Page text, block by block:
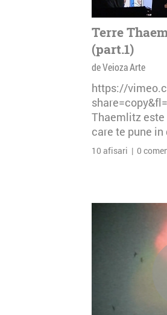
Terre
(part.1)
de Veioza Arte
https://
Thaemlitz este
care te pune
10 afisari | 0